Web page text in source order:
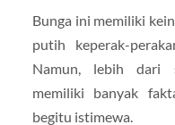
Bunga ini memiliki
putih keperak-
Namun, lebih dari
memiliki banyak
begitu istimewa.